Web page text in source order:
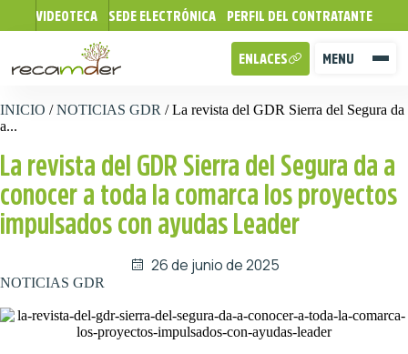
VIDEOTECA SEDE ELECTRÓNICA PERFIL DEL CONTRATANTE
MENU
ENLACES
INICIO /NOTICIAS GDR /La revista del GDR Sierra del Segura da
a...
La revista del GDR Sierra del Segura da a
conocer a toda la comarca los proyectos
impulsados con ayudas Leader
26 de junio de 2025
NOTICIAS GDR